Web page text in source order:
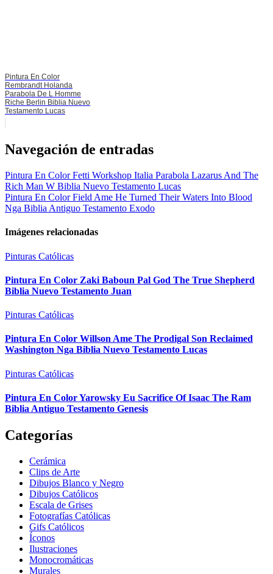
Pintura En Color
Rembrandt Holanda
Parabola De L Homme
Riche Berlin Biblia Nuevo
Testamento Lucas
Navegación de entradas
Pintura En Color Fetti Workshop Italia Parabola Lazarus And The
Rich Man W Biblia Nuevo Testamento Lucas
Pintura En Color Field Ame He Turned Their Waters Into Blood
Nga Biblia Antiguo Testamento Exodo
Imágenes relacionadas
Pinturas Católicas
Pintura En Color Zaki Baboun Pal God The True Shepherd
Biblia Nuevo Testamento Juan
Pinturas Católicas
Pintura En Color Willson Ame The Prodigal Son Reclaimed
Washington Nga Biblia Nuevo Testamento Lucas
Pinturas Católicas
Pintura En Color Yarowsky Eu Sacrifice Of Isaac The Ram
Biblia Antiguo Testamento Genesis
Categorías
Cerámica
Clips de Arte
Dibujos Blanco y Negro
Dibujos Católicos
Escala de Grises
Fotografías Católicas
Gifs Católicos
Íconos
Ilustraciones
Monocromáticas
Murales